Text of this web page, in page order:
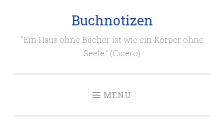
Buchnotizen
"Ein Haus ohne Bücher ist wie ein Körper ohne
Seele." (Cicero)
MENÜ